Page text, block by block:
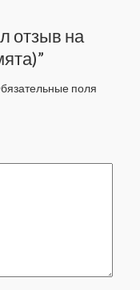
отзыв на
поля